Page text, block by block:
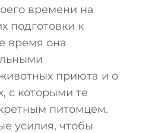
времени на
подготовки к
время она
приюта и о
с которыми те
питомцем.
усилия, чтобы